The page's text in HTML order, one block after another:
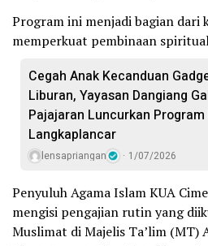
Program ini menjadi bagian dari
memperkuat pembinaan
Cegah Anak Kecanduan
Liburan, Yayasan Dangiang
Pajajaran Luncurkan Program
Langkaplancar
lensapriangan 1/07/2026
Penyuluh Agama Islam KUA
mengisi pengajian rutin yang
Muslimat di Majelis Ta’lim (MT)